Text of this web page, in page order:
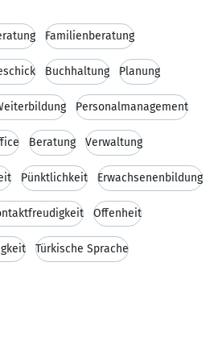
Familienberatung
Buchhaltung Planung
Personalmanagement
Beratung Verwaltung
Pünktlichkeit Erwachsenenbildung
Offenheit
Türkische Sprache